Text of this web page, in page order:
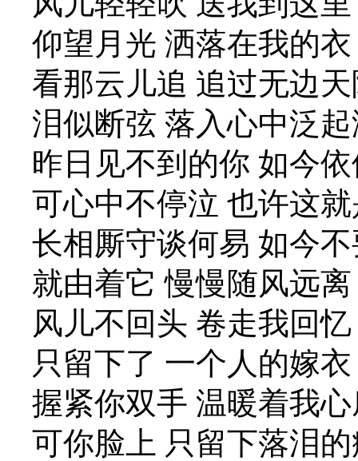
仰望月光 洒落在我的衣
看那云儿追 追过无边
泪似断弦 落入心中泛
昨日见不到的你 如今
可心中不停泣 也许这
长相厮守谈何易 如今
就由着它 慢慢随风远离
风儿不回头 卷走我回忆
只留下了 一个人的嫁衣
握紧你双手 温暖着我
可你脸上 只留下落泪